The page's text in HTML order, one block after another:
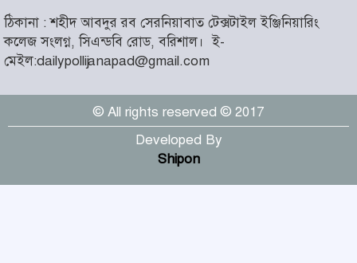
৭
‘ইসরাইলি সেনাবাহিনী ধ্বংসের
দ্বারপ্রান্তে’ : ইরানের হামলায়
এশিয়ায় ১৩ মার্কিন ঘাঁটি ধ্বংস
দৌলতদিয়ায় বাস ডুবি : ২৪ জনের
মরদেহ উদ্ধার, অনেকেই নিখোঁজ
ঠিকানা : শহীদ আবদুর রব সেরনিয়াবাত টেক্সটাইল ইঞ্জিনিয়ারিং
কলেজ সংলগ্ন, সিএন্ডবি রোড, বরিশাল।ই-
মেইল:dailypollijanapad@gmail.com
© All rights reserved © 2017
Developed By
Shipon